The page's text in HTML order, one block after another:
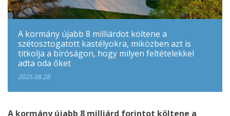
A kormány újabb 8 milliárdot költene a
szétosztogatott kastélyokra, miközben azt is
titkolja a bíróságon, hogy milyen feltételekkel
adta oda őket
2025.08.28.
A kormány újabb 8 milliárd forintot költene a